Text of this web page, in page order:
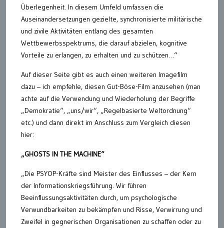
Überlegenheit. In diesem Umfeld umfassen die
Auseinandersetzungen gezielte, synchronisierte militärische
und zivile Aktivitäten entlang des gesamten
Wettbewerbsspektrums, die darauf abzielen, kognitive
Vorteile zu erlangen, zu erhalten und zu schützen…“
Auf dieser Seite gibt es auch einen weiteren Imagefilm
dazu – ich empfehle, diesen Gut-Böse-Film anzusehen (man
achte auf die Verwendung und Wiederholung der Begriffe
„Demokratie“, „uns/wir“, „Regelbasierte Weltordnung“
etc.) und dann direkt im Anschluss zum Vergleich diesen
hier:
„GHOSTS IN THE MACHINE“
„Die PSYOP-Kräfte sind Meister des Einflusses – der Kern
der Informationskriegsführung. Wir führen
Beeinflussungsaktivitäten durch, um psychologische
Verwundbarkeiten zu bekämpfen und Risse, Verwirrung und
Zweifel in gegnerischen Organisationen zu schaffen oder zu